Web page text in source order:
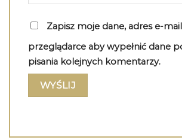
Zapisz moje dane, adres e-
przeglądarce aby wypełnić dane
pisania kolejnych komentarzy.